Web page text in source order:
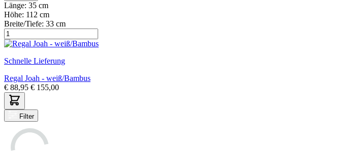
Länge: 35 cm
Höhe: 112 cm
Breite/Tiefe: 33 cm
Schnelle Lieferung
Regal Joah - weiß/Bambus
€ 88,95 € 155,00
Filter